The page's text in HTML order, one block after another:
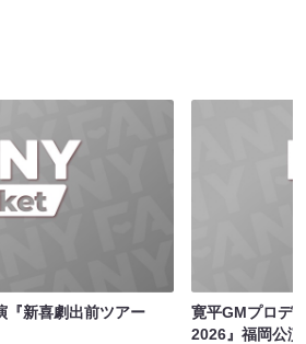
『新喜劇出前ツアー
寛平GMプロデ
2026』福岡公演